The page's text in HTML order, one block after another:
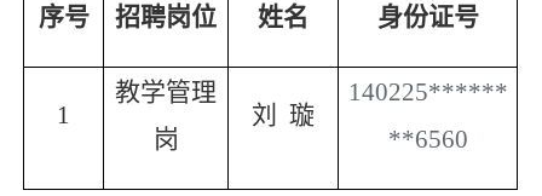
序号 招聘岗位 姓名 身份证号
1
教学管理
岗
刘 璇
140225******
**6560